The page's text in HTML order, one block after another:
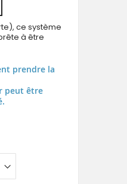
ce système
à être
prendre la
peut être